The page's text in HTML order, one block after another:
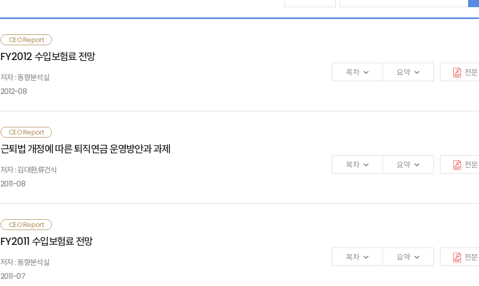
Ⅱ. 퇴직금 중간정산 실태 및 제반문제
Ⅲ. 퇴직금 중간정산 관련규정 및 특징비교
참고문헌
CEO Report
FY2012 수입보험료 전망
저자 : 동향분석실
2012-08
목차 요약 전문
1. 국내외 경제환경
<세계경제>
2012년 세계경제는 유로존 재정위기가 확산되는 가운데 실물경제에 본격적으로 부정적인 영향을 미침에 따라 2011년보다 0.4%p 낮은 3.5% 성장(IMF 전망)할 것으로
보임.
○ 신흥국 경제는 유로존 재정위기로 대외부문의 어려움이 예상되나 경기부양 효과와 원유 및 국제 원자재 가격 하락에 힘입어 2011년에 비해 0.6%p 하락한 5.6%
성장할 것으로 보임.
○ 2011년 말 당시 2012년 세계경제는 상저하고의 모습을 보일 것으로 전망되었으나 하반기 회복이 어려울 것으로 보임.
Ⅰ. 전망 배경
Ⅱ. 실물경제·금융환경
2. 국내실물경제
3. 국내금융시장
Ⅲ. 국내보험시장
1. 주요지표
2. 생명보험
CEO Report
근퇴법 개정에 따른 퇴직연금 운영방안과 과제
저자 : 김대환,류건식
2011-08
목차 요약 전문
■ <근로자퇴직급여보장법>(이하 ‘근퇴법’이라 함) 개정안은 개인형 퇴직연금제도를 통해 적립금의 연속성을 강화하고 보다 폭넓은 계층을 가입대상으로 포함시킴에
Ⅰ. 검토배경
Ⅱ. 근퇴법 개정에 따른 퇴직연금시장 변화
CEO Report
FY2011 수입보험료 전망
저자 : 동향분석실
2011-07
목차 요약 전문